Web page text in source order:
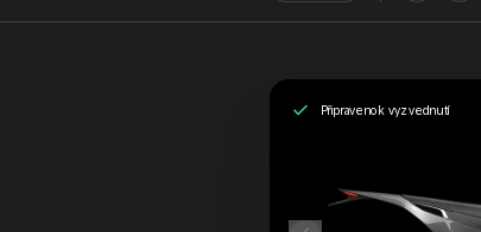
Připraveno k vyzvednutí